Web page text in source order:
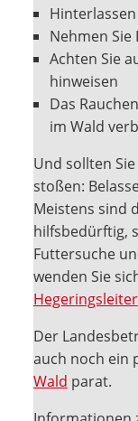
Nehmen
Achten Sie
hinweisen
Das
im Wald
Und sollten
stoßen:
Meistens sind
hilfsbedürftig,
Futtersuche
wenden Sie
Hegeringsleiter
Der
auch noch ein
Wald parat.